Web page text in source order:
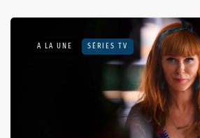
A LA UNE SÉRIES TV